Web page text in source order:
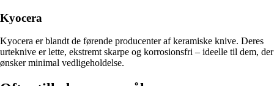
Kyocera
Kyocera er blandt de førende producenter af keramiske knive. Deres
urteknive er lette, ekstremt skarpe og korrosionsfri – ideelle til dem, der
ønsker minimal vedligeholdelse.